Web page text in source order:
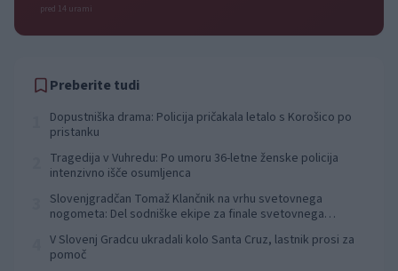
pred 14 urami
Preberite tudi
Dopustniška drama: Policija pričakala letalo s Korošico po
pristanku
Tragedija v Vuhredu: Po umoru 36-letne ženske policija
intenzivno išče osumljenca
Slovenjgradčan Tomaž Klančnik na vrhu svetovnega
nogometa: Del sodniške ekipe za finale svetovnega
V Slovenj Gradcu ukradali kolo Santa Cruz, lastnik prosi za
pomoč